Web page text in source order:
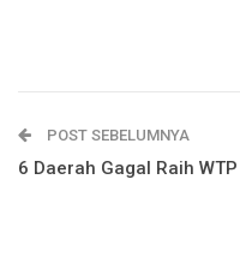
POST SEBELUMNYA
6 Daerah Gagal Raih WTP